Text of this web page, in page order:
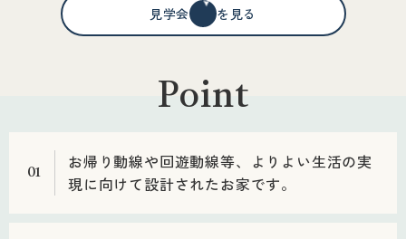
見学会情報を見る
Point
01
お帰り動線や回遊動線等、よりよい生活の実
現に向けて設計されたお家です。